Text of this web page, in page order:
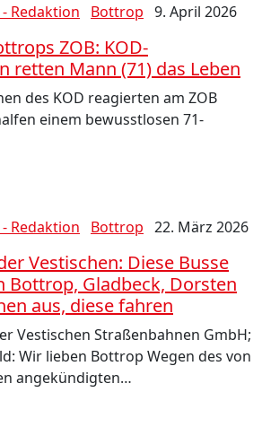
Redaktion Bottrop 9. April 2026
ZOB: KOD-
retten Mann (71) das Leben
des KOD reagierten am ZOB
einem bewusstlosen 71-
Redaktion Bottrop 22. März 2026
Vestischen: Diese Busse
Bottrop, Gladbeck, Dorsten
aus, diese fahren
Vestischen Straßenbahnen GmbH;
Wir lieben Bottrop Wegen des von
angekündigten…